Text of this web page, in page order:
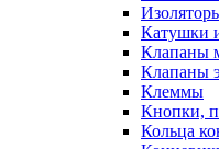
Катушки
Клапаны
Клапаны
Клеммы
Кнопки,
Кольца